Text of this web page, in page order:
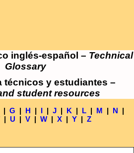
inglés-español – Technical
Glossary
técnicos y estudiantes –
student resources
| G | H | I | J | K | L | M | N |
| U | V | W | X | Y | Z